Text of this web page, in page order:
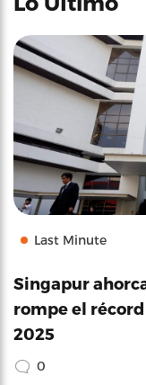
Last Minute
Singapur
rompe el
2025
0